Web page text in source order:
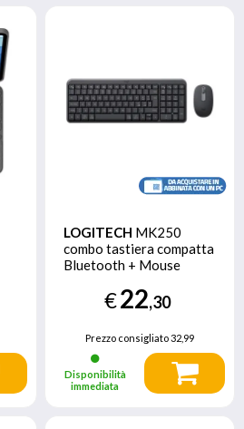
LOGITECH MK250
combo tastiera compatta
Bluetooth + Mouse
€22,30
Prezzo consigliato32,99
Disponibilità
immediata